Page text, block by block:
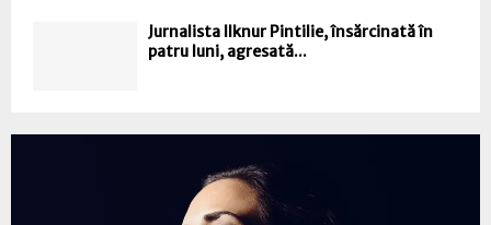
Jurnalista Ilknur Pintilie, însărcinată în
patru luni, agresată...